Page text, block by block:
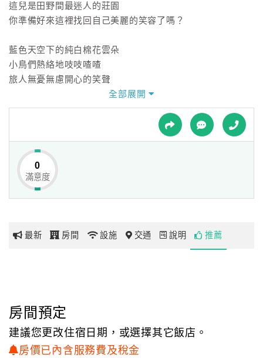
特
色
宿
球
網
玩
地
圖
顧
這兒是田野間最迷人的莊園
你準備好來這裡找回自己美麗的笑容了嗎？
藍色天空下的純白棉花雲朵
小鳥們熱絡地吱吱喳喳
旅人無憂無慮開心的笑聲
每一處都瀰漫著法國浪漫的氣氛
有乾淨舒適的設備，溫馨可愛的客廳
全部展開
0
滿意度
最新 房間 設施 交通 說明 推薦
房間預定
建議您更改住宿日期，或選擇其它飯店。
房價已內含服務費及稅金